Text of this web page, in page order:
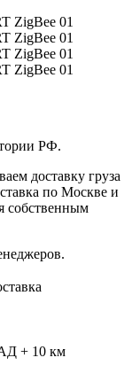
РФ.
доставку груза
по Москве и
собственным
+ 10 км